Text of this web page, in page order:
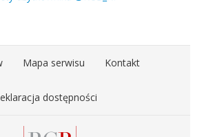
Mapa serwisu Kontakt
dostępności